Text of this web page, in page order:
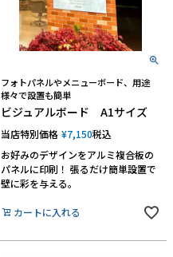
フォトパネルやメニューボード、用途
様々で設置も簡単
ビジュアルボード A1サイズ
当店特別価格 ¥7,150税込
お好みのデザインをアルミ複合板の
パネルに印刷！ 張るだけ簡単設置で
壁に彩を与える。
カートに入れる